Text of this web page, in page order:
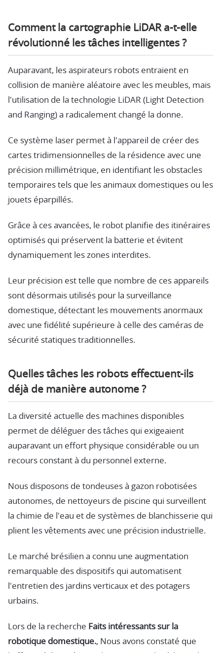
Comment la cartographie LiDAR a-t-elle
révolutionné les tâches intelligentes ?
Auparavant, les aspirateurs robots entraient en
collision de manière aléatoire avec les meubles, mais
l'utilisation de la technologie LiDAR (Light Detection
and Ranging) a radicalement changé la donne.
Ce système laser permet à l'appareil de créer des
cartes tridimensionnelles de la résidence avec une
précision millimétrique, en identifiant les obstacles
temporaires tels que les animaux domestiques ou les
jouets éparpillés.
Grâce à ces avancées, le robot planifie des itinéraires
optimisés qui préservent la batterie et évitent
dynamiquement les zones interdites.
Leur précision est telle que nombre de ces appareils
sont désormais utilisés pour la surveillance
domestique, détectant les mouvements anormaux
avec une fidélité supérieure à celle des caméras de
sécurité statiques traditionnelles.
Quelles tâches les robots effectuent-ils
déjà de manière autonome ?
La diversité actuelle des machines disponibles
permet de déléguer des tâches qui exigeaient
auparavant un effort physique considérable ou un
recours constant à du personnel externe.
Nous disposons de tondeuses à gazon robotisées
autonomes, de nettoyeurs de piscine qui surveillent
la chimie de l'eau et de systèmes de blanchisserie qui
plient les vêtements avec une précision industrielle.
Le marché brésilien a connu une augmentation
remarquable des dispositifs qui automatisent
l'entretien des jardins verticaux et des potagers
urbains.
Lors de la recherche Faits intéressants sur la
robotique domestique., Nous avons constaté que